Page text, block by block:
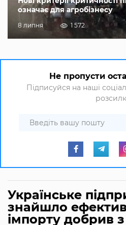
означає для агробізнесу
8 липня 1 572
Не пропусти
Підписуйся на наші
Українське
знайшло
імпорту добрив